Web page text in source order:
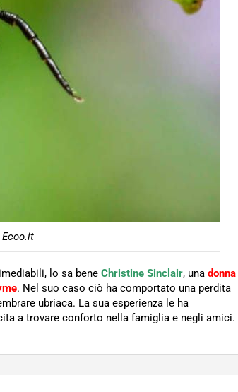
lo sa bene Christine Sinclair, una donna
. Nel suo caso ciò ha comportato una perdita
ubriaca. La sua esperienza le ha
a trovare conforto nella famiglia e negli amici.